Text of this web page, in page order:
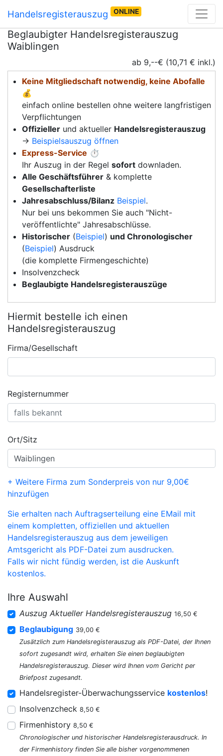
Handelsregisterauszug ONLINE
Beglaubigter Handelsregisterauszug
Waiblingen
ab 9,--€ (10,71 € inkl.)
Keine Mitgliedschaft notwendig, keine Abofalle
💰
einfach online bestellen ohne weitere langfristigen
Verpflichtungen
Offizieller und aktueller Handelsregisterauszug
→ Beispielsauszug öffnen
Express-Service ⏱️
Ihr Auszug in der Regel sofort downladen.
Alle Geschäftsführer & komplette
Gesellschafterliste
Jahresabschluss/Bilanz Beispiel.
Nur bei uns bekommen Sie auch "Nicht-
veröffentlichte" Jahresabschlüsse.
Historischer (Beispiel) und Chronologischer
(Beispiel) Ausdruck
(die komplette Firmengeschichte)
Insolvenzcheck
Beglaubigte Handelsregisterauszüge
Hiermit bestelle ich einen
Handelsregisterauszug
Firma/Gesellschaft
Registernummer
Ort/Sitz
+ Weitere Firma zum Sonderpreis von nur 9,00€
hinzufügen
Sie erhalten nach Auftragserteilung eine EMail mit
einem kompletten, offiziellen und aktuellen
Handelsregisterauszug aus dem jeweiligen
Amtsgericht als PDF-Datei zum ausdrucken.
Falls wir nicht fündig werden, ist die Auskunft
kostenlos.
Ihre Auswahl
Auszug Aktueller Handelsregisterauszug 16,50 €
Beglaubigung 39,00 €
Zusätzlich zum Handelsregisterauszug als PDF-Datei, der Ihnen
sofort zugesandt wird, erhalten Sie einen beglaubigten
Handelsregisterauszug. Dieser wird Ihnen vom Gericht per
Briefpost zugesandt.
Handelsregister-Überwachungsservice kostenlos!
Insolvenzcheck 8,50 €
Firmenhistory 8,50 €
Chronologischer und historischer Handelsregisterausdruck. In
der Firmenhistory finden Sie alle bisher vorgenommenen